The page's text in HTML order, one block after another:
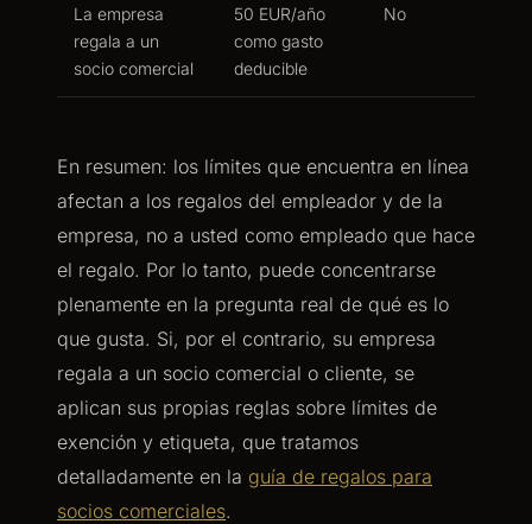
La empresa
regala a un
socio comercial
50 EUR/año
como gasto
deducible
No
En resumen: los límites que encuentra en línea
afectan a los regalos del empleador y de la
empresa, no a usted como empleado que hace
el regalo. Por lo tanto, puede concentrarse
plenamente en la pregunta real de qué es lo
que gusta. Si, por el contrario, su empresa
regala a un socio comercial o cliente, se
aplican sus propias reglas sobre límites de
exención y etiqueta, que tratamos
detalladamente en la guía de regalos para
socios comerciales.